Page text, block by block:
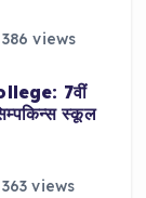
386 views
7वीं
स्कूल
363 views